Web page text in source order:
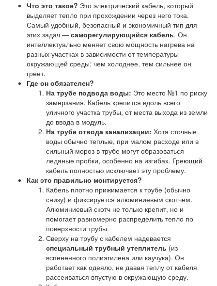
Что это такое? Это электрический кабель, который
выделяет тепло при прохождении через него тока.
Самый удобный, безопасный и экономичный тип для
этих задач — саморегулирующийся кабель. Он
интеллектуально меняет свою мощность нагрева на
разных участках в зависимости от температуры
окружающей среды: чем холоднее, тем сильнее он
греет.
Где он обязателен?
На трубе подвода воды: Это место №1 по риску
замерзания. Кабель крепится вдоль всего
уличного участка трубы, от места выхода из земли
до ввода в модуль.
На трубе отвода канализации: Хотя сточные
воды обычно теплые, при малом расходе или в
сильный мороз в трубе могут образоваться
ледяные пробки, особенно на изгибах. Греющий
кабель полностью исключает эту проблему.
Как это правильно монтируется?
Кабель плотно прижимается к трубе (обычно
снизу) и фиксируется алюминиевым скотчем.
Алюминиевый скотч не только крепит, но и
помогает равномерно распределить тепло по
поверхности трубы.
Сверху на трубу с кабелем надевается
специальный трубный утеплитель (из
вспененного полиэтилена или каучука). Он
работает как одеяло, не давая теплу от кабеля
рассеиваться впустую в окружающую среду.